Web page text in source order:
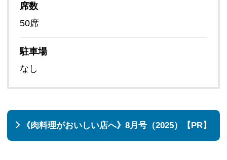
席数
50席
駐車場
なし
《肉料理がおいしい店へ》8月号（2025）【PR】